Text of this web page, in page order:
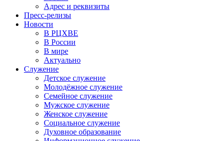
Адрес и реквизиты
Пресс-релизы
Новости
В РЦХВЕ
В России
В мире
Актуально
Служение
Детское служение
Молодёжное служение
Семейное служение
Мужское служение
Женское служение
Социальное служение
Духовное образование